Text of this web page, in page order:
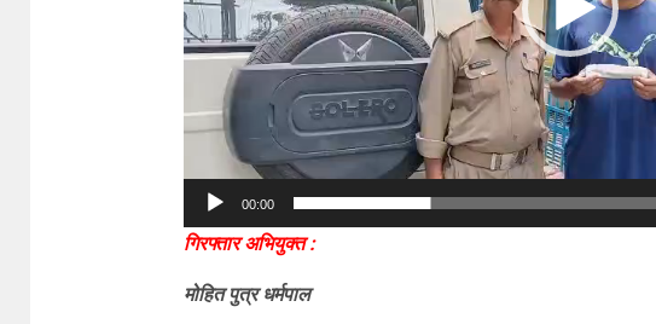
00:00
गिरफ्तार अभियुक्त :
मोहित पुत्र धर्मपाल